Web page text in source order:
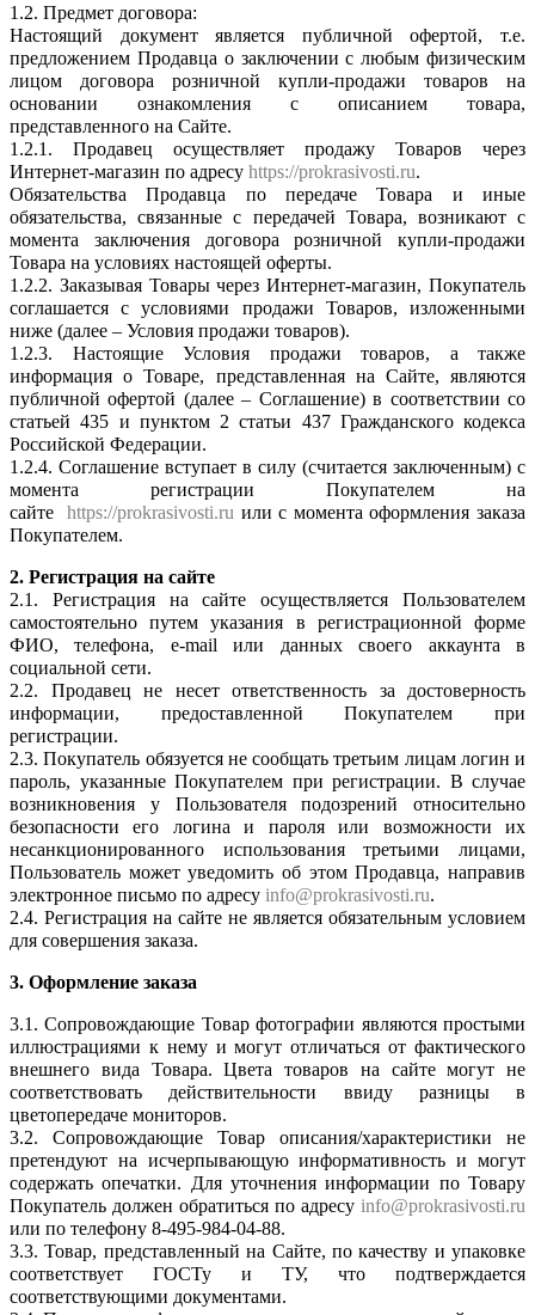
1.2. Предмет договора:
Настоящий документ является публичной офертой, т.е.
предложением Продавца о заключении с любым физическим
лицом договора розничной купли-продажи товаров на
основании ознакомления с описанием товара,
представленного на Сайте.
1.2.1. Продавец осуществляет продажу Товаров через
Интернет-магазин по адресу https://prokrasivosti.ru.
Обязательства Продавца по передаче Товара и иные
обязательства, связанные с передачей Товара, возникают с
момента заключения договора розничной купли-продажи
Товара на условиях настоящей оферты.
1.2.2. Заказывая Товары через Интернет-магазин, Покупатель
соглашается с условиями продажи Товаров, изложенными
ниже (далее – Условия продажи товаров).
1.2.3. Настоящие Условия продажи товаров, а также
информация о Товаре, представленная на Сайте, являются
публичной офертой (далее – Соглашение) в соответствии со
статьей 435 и пунктом 2 статьи 437 Гражданского кодекса
Российской Федерации.
1.2.4. Соглашение вступает в силу (считается заключенным) с
момента регистрации Покупателем на
сайтеhttps://prokrasivosti.ru или с момента оформления заказа
Покупателем.
2. Регистрация на сайте
2.1. Регистрация на сайте осуществляется Пользователем
самостоятельно путем указания в регистрационной форме
ФИО, телефона, e-mail или данных своего аккаунта в
социальной сети.
2.2. Продавец не несет ответственность за достоверность
информации, предоставленной Покупателем при
регистрации.
2.3. Покупатель обязуется не сообщать третьим лицам логин и
пароль, указанные Покупателем при регистрации. В случае
возникновения у Пользователя подозрений относительно
безопасности его логина и пароля или возможности их
несанкционированного использования третьими лицами,
Пользователь может уведомить об этом Продавца, направив
электронное письмо по адресу info@prokrasivosti.ru.
2.4. Регистрация на сайте не является обязательным условием
для совершения заказа.
3. Оформление заказа
3.1. Сопровождающие Товар фотографии являются простыми
иллюстрациями к нему и могут отличаться от фактического
внешнего вида Товара. Цвета товаров на сайте могут не
соответствовать действительности ввиду разницы в
цветопередаче мониторов.
3.2. Сопровождающие Товар описания/характеристики не
претендуют на исчерпывающую информативность и могут
содержать опечатки. Для уточнения информации по Товару
Покупатель должен обратиться по адресу info@prokrasivosti.ru
или по телефону 8-495-984-04-88.
3.3. Товар, представленный на Сайте, по качеству и упаковке
соответствует ГОСТу и ТУ, что подтверждается
соответствующими документами.